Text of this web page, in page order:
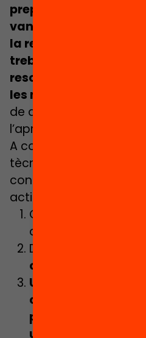
preparar els infants
van molt més enllà
la repetició; el
treball col·laboratiu
resoldre problemes
les més importants.
de desenvolupar-les
l’aprenentatge actiu.
A continuació
tècniques, que convé
concrets, per estimular
actiu a la classe:
Organitza estones
d’intercanvi
Deixa estones per al
o en petits grups
Utilitza tècniques
com per exemple:
paper en el que
una idea o opinió